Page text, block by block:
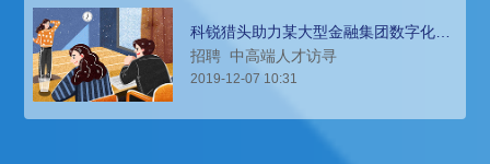
科锐猎头助力某大型金融集团数字化高
管、顶级专家团队搭建
招聘 中高端人才访寻
2019-12-07 10:31